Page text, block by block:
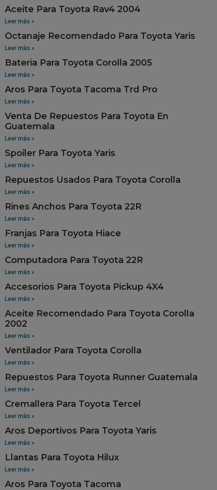
Aceite Para Toyota Rav4 2004
Leer más »
Octanaje Recomendado Para Toyota Yaris
Leer más »
Bateria Para Toyota Corolla 2005
Leer más »
Aros Para Toyota Tacoma Trd Pro
Leer más »
Venta De Repuestos Para Toyota En
Guatemala
Leer más »
Spoiler Para Toyota Yaris
Leer más »
Repuestos Usados Para Toyota Corolla
Leer más »
Rines Anchos Para Toyota 22R
Leer más »
Franjas Para Toyota Hiace
Leer más »
Computadora Para Toyota 22R
Leer más »
Accesorios Para Toyota Pickup 4X4
Leer más »
Aceite Recomendado Para Toyota Corolla
2002
Leer más »
Ventilador Para Toyota Corolla
Leer más »
Repuestos Para Toyota Runner Guatemala
Leer más »
Cremallera Para Toyota Tercel
Leer más »
Aros Deportivos Para Toyota Yaris
Leer más »
Llantas Para Toyota Hilux
Leer más »
Aros Para Toyota Tacoma